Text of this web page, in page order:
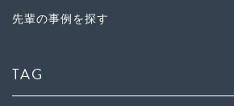
先輩の事例を探す
TAG